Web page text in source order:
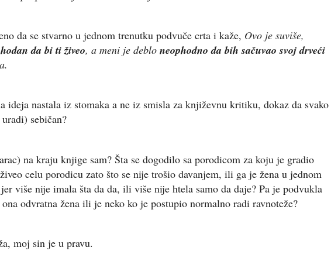
da se stvarno u jednom trenutku podvuče crta i kaže, Ovo je suviše,
da bi ti živeo, a meni je deblo neophodno da bih sačuvao svoj drveći
ideja nastala iz stomaka a ne iz smisla za književnu kritiku, dokaz da svako
sebičan?
na kraju knjige sam? Šta se dogodilo sa porodicom za koju je gradio
celu porodicu zato što se nije trošio davanjem, ili ga je žena u jednom
više nije imala šta da da, ili više nije htela samo da daje? Pa je podvukla
odvratna žena ili je neko ko je postupio normalno radi ravnoteže?
moj sin je u pravu.